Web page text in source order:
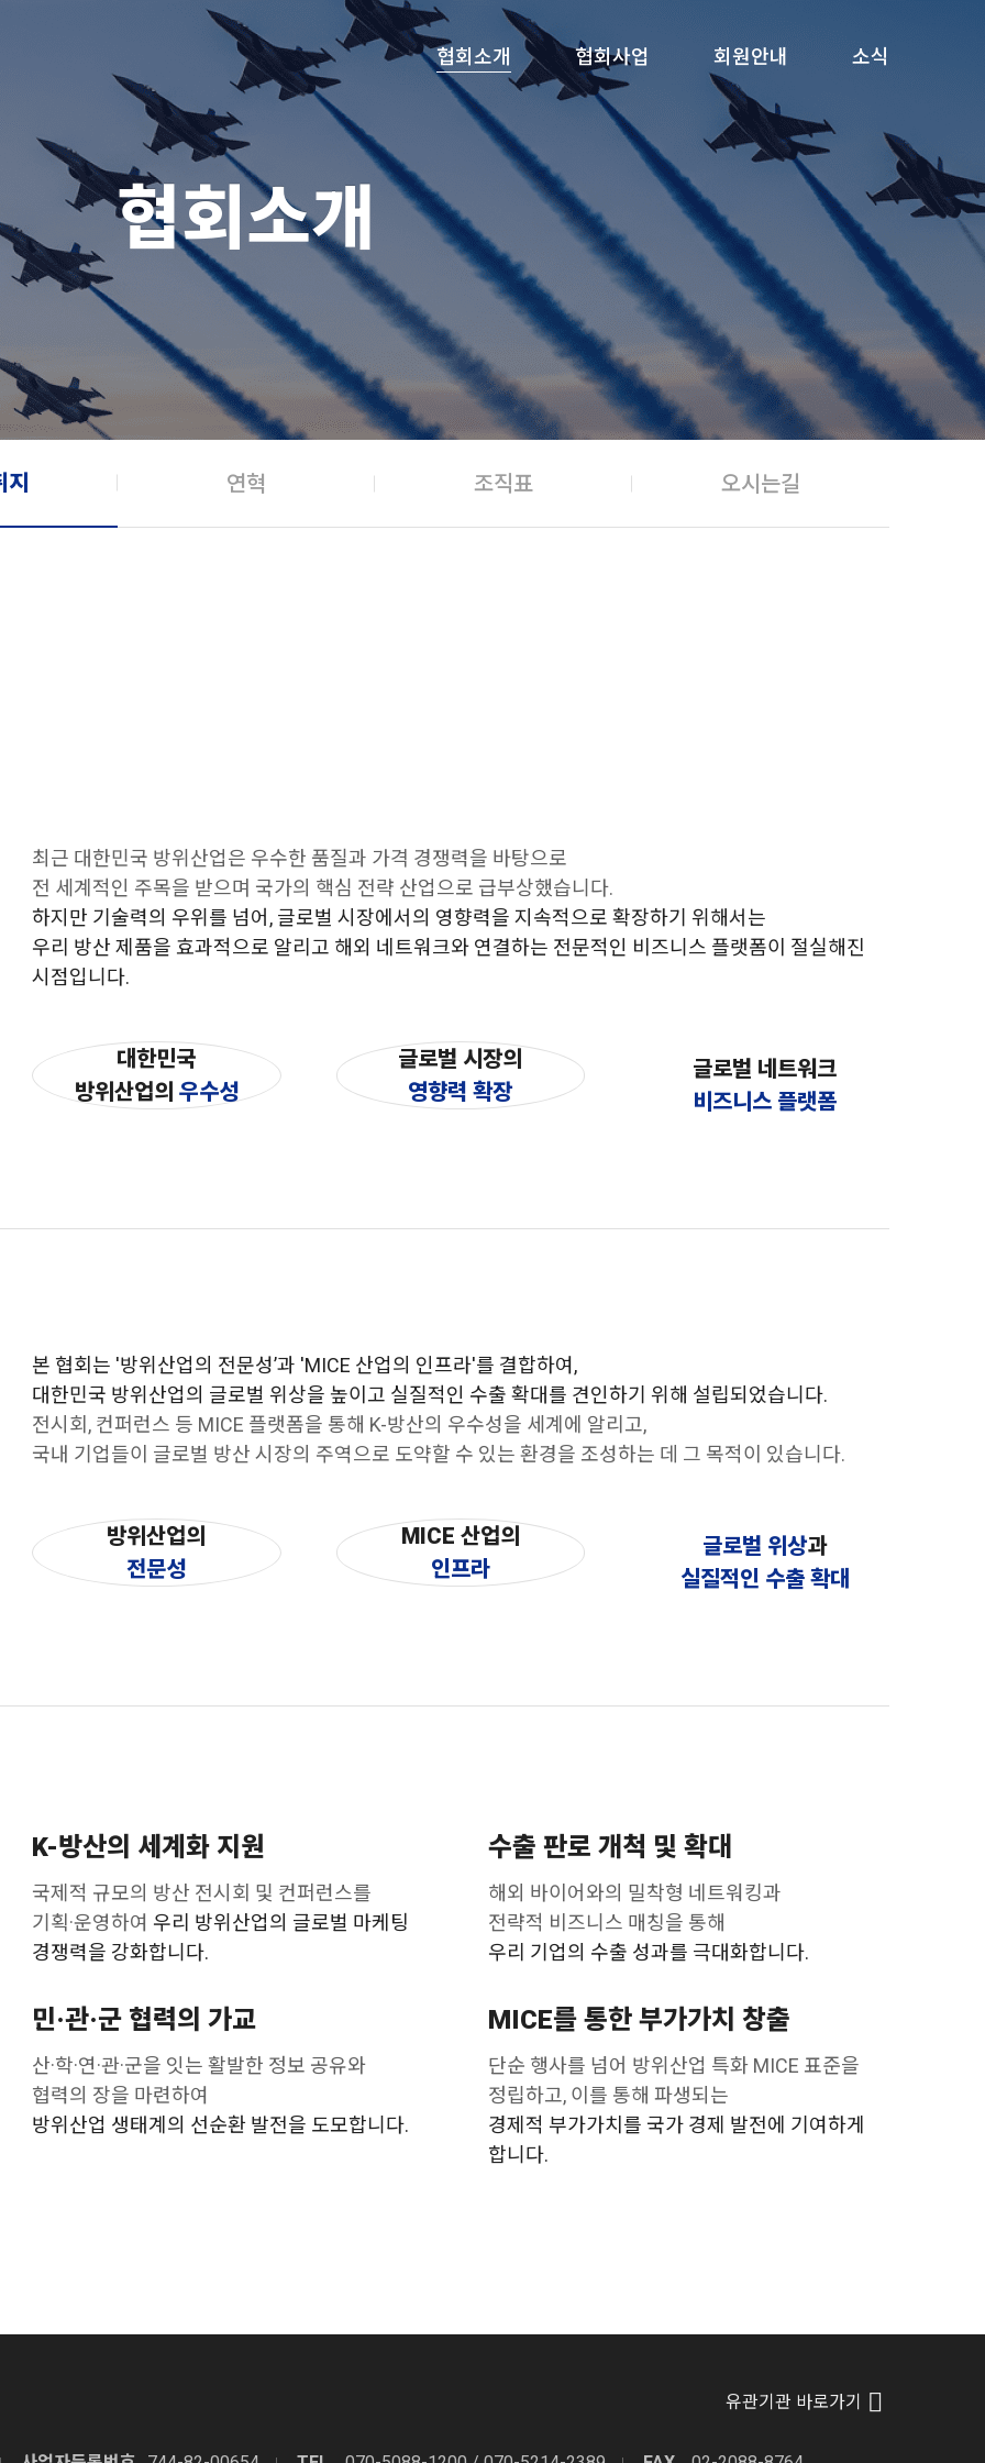
메뉴 건너뛰기
협회소개 협회사업 회원안내 소식
협회소개
지 연혁 조직표 오시는길
최근 대한민국 방위산업은 우수한 품질과 가격 경쟁력을 바탕으로
전 세계적인 주목을 받으며 국가의 핵심 전략 산업으로 급부상했습니다.
하지만 기술력의 우위를 넘어, 글로벌 시장에서의 영향력을 지속적으로 확장하기 위해서는
우리 방산 제품을 효과적으로 알리고 해외 네트워크와 연결하는 전문적인 비즈니스 플랫폼이 절실해진
시점입니다.
대한민국
방위산업의 우수성
글로벌 시장의
영향력 확장
글로벌 네트워크
비즈니스 플랫폼
본 협회는 '방위산업의 전문성’과 'MICE 산업의 인프라'를 결합하여,
대한민국 방위산업의 글로벌 위상을 높이고 실질적인 수출 확대를 견인하기 위해 설립되었습니다.
전시회, 컨퍼런스 등 MICE 플랫폼을 통해 K-방산의 우수성을 세계에 알리고,
국내 기업들이 글로벌 방산 시장의 주역으로 도약할 수 있는 환경을 조성하는 데 그 목적이 있습니다.
방위산업의
전문성
MICE 산업의
인프라
글로벌 위상과
실질적인 수출 확대
K-방산의 세계화 지원
국제적 규모의 방산 전시회 및 컨퍼런스를
기획·운영하여 우리 방위산업의 글로벌 마케팅
경쟁력을 강화합니다.
수출 판로 개척 및 확대
해외 바이어와의 밀착형 네트워킹과
전략적 비즈니스 매칭을 통해
우리 기업의 수출 성과를 극대화합니다.
민·관·군 협력의 가교
산·학·연·관·군을 잇는 활발한 정보 공유와
협력의 장을 마련하여
방위산업 생태계의 선순환 발전을 도모합니다.
MICE를 통한 부가가치 창출
단순 행사를 넘어 방위산업 특화 MICE 표준을
정립하고, 이를 통해 파생되는
경제적 부가가치를 국가 경제 발전에 기여하게
합니다.
유관기관 바로가기